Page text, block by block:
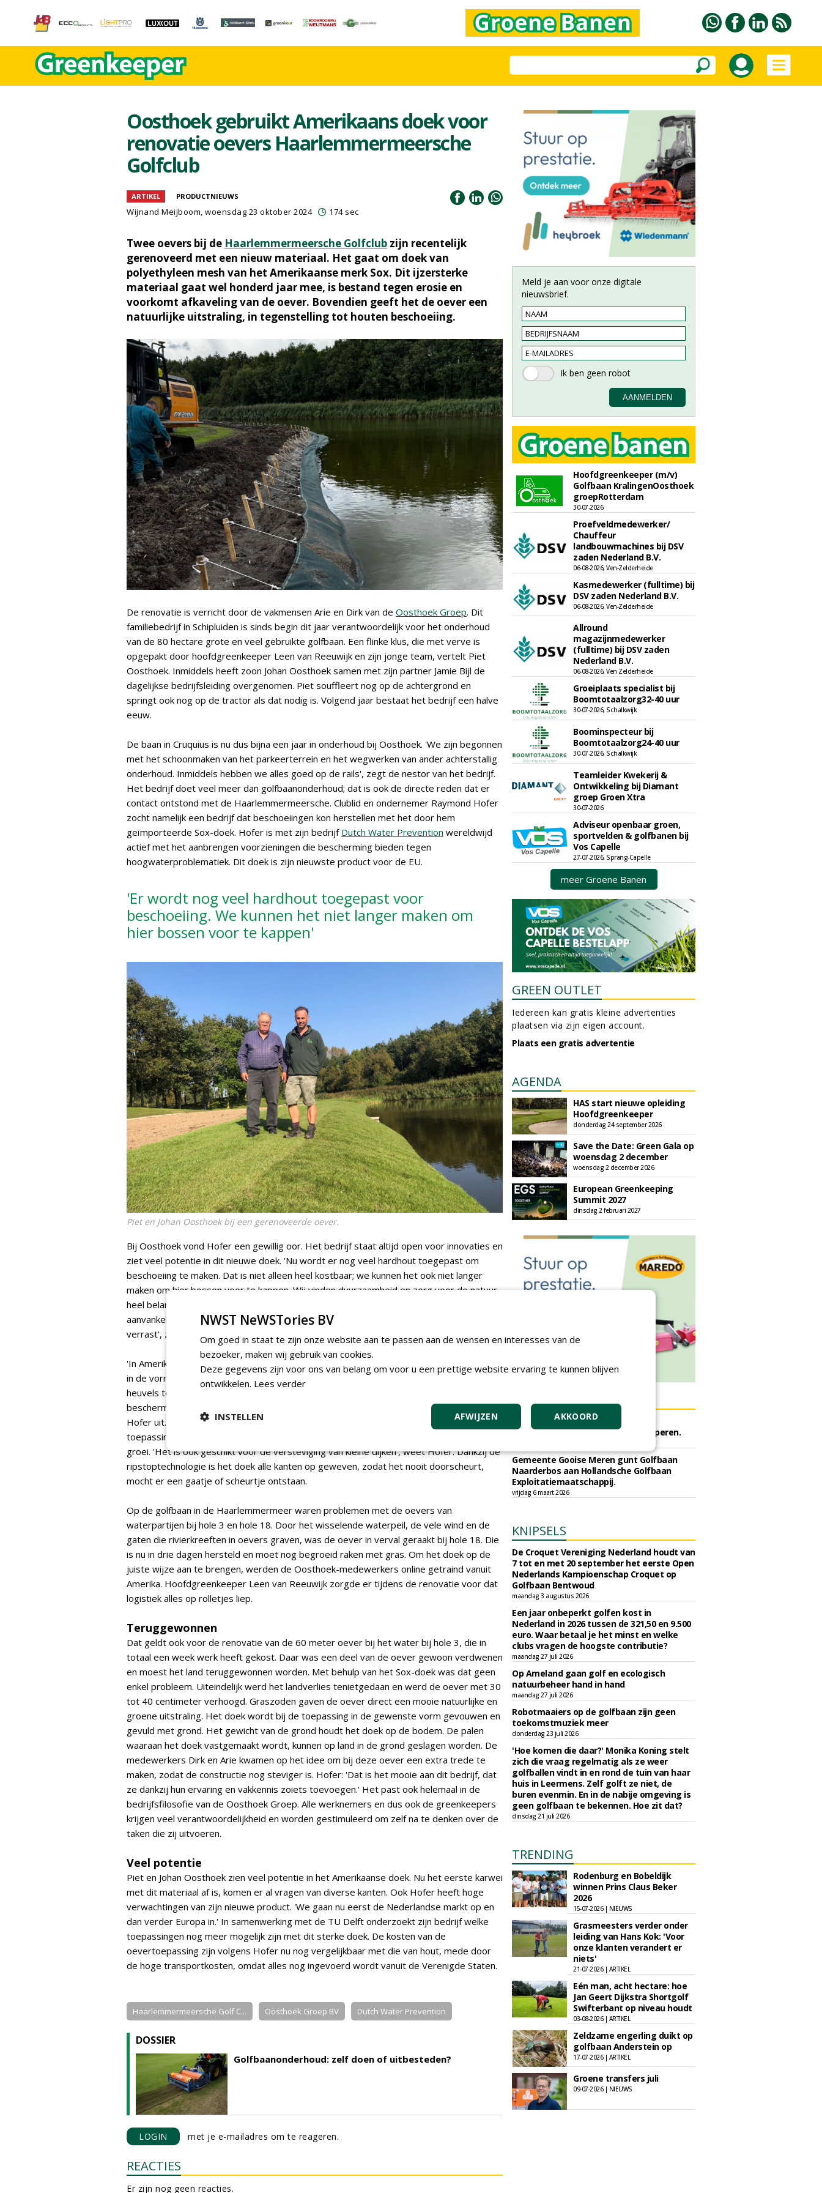
Oosthoek gebruikt Amerikaans doek voor
renovatie oevers Haarlemmermeersche
Golfclub
ARTIKEL PRODUCTNIEUWS
Wijnand Meijboom, woensdag 23 oktober 2024 174 sec
Twee oevers bij de Haarlemmermeersche Golfclub zijn recentelijk
gerenoveerd met een nieuw materiaal. Het gaat om doek van
polyethyleen mesh van het Amerikaanse merk Sox. Dit ijzersterke
materiaal gaat wel honderd jaar mee, is bestand tegen erosie en
voorkomt afkaveling van de oever. Bovendien geeft het de oever een
natuurlijke uitstraling, in tegenstelling tot houten beschoeiing.
De renovatie is verricht door de vakmensen Arie en Dirk van de Oosthoek Groep. Dit
familiebedrijf in Schipluiden is sinds begin dit jaar verantwoordelijk voor het onderhoud
van de 80 hectare grote en veel gebruikte golfbaan. Een flinke klus, die met verve is
opgepakt door hoofdgreenkeeper Leen van Reeuwijk en zijn jonge team, vertelt Piet
Oosthoek. Inmiddels heeft zoon Johan Oosthoek samen met zijn partner Jamie Bijl de
dagelijkse bedrijfsleiding overgenomen. Piet souffleert nog op de achtergrond en
springt ook nog op de tractor als dat nodig is. Volgend jaar bestaat het bedrijf een halve
eeuw.
De baan in Cruquius is nu dus bijna een jaar in onderhoud bij Oosthoek. 'We zijn begonnen
met het schoonmaken van het parkeerterrein en het wegwerken van ander achterstallig
onderhoud. Inmiddels hebben we alles goed op de rails', zegt de nestor van het bedrijf.
Het bedrijf doet veel meer dan golfbaanonderhoud; dat is ook de directe reden dat er
contact ontstond met de Haarlemmermeersche. Clublid en ondernemer Raymond Hofer
zocht namelijk een bedrijf dat beschoeiingen kon herstellen met het door hem
geïmporteerde Sox-doek. Hofer is met zijn bedrijf Dutch Water Prevention wereldwijd
actief met het aanbrengen voorzieningen die bescherming bieden tegen
hoogwaterproblematiek. Dit doek is zijn nieuwste product voor de EU.
'Er wordt nog veel hardhout toegepast voor
beschoeiing. We kunnen het niet langer maken om
hier bossen voor te kappen'
Piet en Johan Oosthoek bij een gerenoveerde oever.
Bij Oosthoek vond Hofer een gewillig oor. Het bedrijf staat altijd open voor innovaties en
ziet veel potentie in dit nieuwe doek. 'Nu wordt er nog veel hardhout toegepast om
beschoeiing te maken. Dat is niet alleen heel kostbaar; we kunnen het ook niet langer
maken om hier bossen voor te kappen. Wij vinden duurzaamheid en zorg voor de natuur
heel belangrijk', benadrukken vader en zoon. Piet was direct enthousiast, Johan was
aanvankelijk sceptischer. 'Nu we de eerste oevers behandeld hebben, ben ik aangenaam
verrast', zegt hij.
'In Amerika wordt dit materiaal al veel gebruikt op golfbanen. Hetzelfde materiaal wordt
in de vorm van netten (Evoguard) bijvoorbeeld ook gebruikt om modderstromen van
heuvels tegen te houden, en Sox Erosion wordt toegepast om agrarische grond te
beschermen tegen erosie. Het materiaal is ijzersterk en bestand tegen hoge druk', legt
Hofer uit. Het gebruik bij hole 3 en hole 18 op de Haarlemmermeersche is de allereerste
toepassing in Nederland op een golfbaan, en naar verwachting het begin van een snelle
groei. 'Het is ook geschikt voor de versteviging van kleine dijken', weet Hofer. Dankzij de
ripstoptechnologie is het doek alle kanten op geweven, zodat het nooit doorscheurt,
mocht er een gaatje of scheurtje ontstaan.
Op de golfbaan in de Haarlemmermeer waren problemen met de oevers van
waterpartijen bij hole 3 en hole 18. Door het wisselende waterpeil, de vele wind en de
gaten die rivierkreeften in oevers graven, was de oever in verval geraakt bij hole 18. Die
is nu in drie dagen hersteld en moet nog begroeid raken met gras. Om het doek op de
juiste wijze aan te brengen, werden de Oosthoek-medewerkers online getraind vanuit
Amerika. Hoofdgreenkeeper Leen van Reeuwijk zorgde er tijdens de renovatie voor dat
logistiek alles op rolletjes liep.
Teruggewonnen
Dat geldt ook voor de renovatie van de 60 meter oever bij het water bij hole 3, die in
totaal een week werk heeft gekost. Daar was een deel van de oever gewoon verdwenen
en moest het land teruggewonnen worden. Met behulp van het Sox-doek was dat geen
enkel probleem. Uiteindelijk werd het landverlies tenietgedaan en werd de oever met 30
tot 40 centimeter verhoogd. Graszoden gaven de oever direct een mooie natuurlijke en
groene uitstraling. Het doek wordt bij de toepassing in de gewenste vorm gevouwen en
gevuld met grond. Het gewicht van de grond houdt het doek op de bodem. De palen
waaraan het doek vastgemaakt wordt, kunnen op land in de grond geslagen worden. De
medewerkers Dirk en Arie kwamen op het idee om bij deze oever een extra trede te
maken, zodat de constructie nog steviger is. Hofer: 'Dat is het mooie aan dit bedrijf, dat
ze dankzij hun ervaring en vakkennis zoiets toevoegen.' Het past ook helemaal in de
bedrijfsfilosofie van de Oosthoek Groep. Alle werknemers en dus ook de greenkeepers
krijgen veel verantwoordelijkheid en worden gestimuleerd om zelf na te denken over de
taken die zij uitvoeren.
Veel potentie
Piet en Johan Oosthoek zien veel potentie in het Amerikaanse doek. Nu het eerste karwei
met dit materiaal af is, komen er al vragen van diverse kanten. Ook Hofer heeft hoge
verwachtingen van zijn nieuwe product. 'We gaan nu eerst de Nederlandse markt op en
dan verder Europa in.' In samenwerking met de TU Delft onderzoekt zijn bedrijf welke
toepassingen nog meer mogelijk zijn met dit sterke doek. De kosten van de
oevertoepassing zijn volgens Hofer nu nog vergelijkbaar met die van hout, mede door
de hoge transportkosten, omdat alles nog ingevoerd wordt vanuit de Verenigde Staten.
Haarlemmermeersche Golf C... Oosthoek Groep BV Dutch Water Prevention
DOSSIER
Golfbaanonderhoud: zelf doen of uitbesteden?
LOGIN met je e-mailadres om te reageren.
REACTIES
Er zijn nog geen reacties.
Meld je aan voor onze digitale
nieuwsbrief.
Hoofdgreenkeeper (m/v)
Golfbaan KralingenOosthoek
groepRotterdam
30-07-2026
Proefveldmedewerker/
Chauffeur
landbouwmachines bij DSV
zaden Nederland B.V.
06-08-2026, Ven-Zelderheide
Kasmedewerker (fulltime) bij
DSV zaden Nederland B.V.
06-08-2026, Ven-Zelderheide
Allround
magazijnmedewerker
(fulltime) bij DSV zaden
Nederland B.V.
06-08-2026, Ven Zelderheide
Groeiplaats specialist bij
Boomtotaalzorg32-40 uur
30-07-2026, Schalkwijk
Boominspecteur bij
Boomtotaalzorg24-40 uur
30-07-2026, Schalkwijk
Teamleider Kwekerij &
Ontwikkeling bij Diamant
groep Groen Xtra
30-07-2026
Adviseur openbaar groen,
sportvelden & golfbanen bij
Vos Capelle
27-07-2026, Sprang-Capelle
meer Groene Banen
GREEN OUTLET
Iedereen kan gratis kleine advertenties
plaatsen via zijn eigen account.
Plaats een gratis advertentie
AGENDA
HAS start nieuwe opleiding
Hoofdgreenkeeper
donderdag 24 september 2026
Save the Date: Green Gala op
woensdag 2 december
woensdag 2 december 2026
European Greenkeeping
Summit 2027
dinsdag 2 februari 2027
TENDERS
Sportbedrijf Rotterdam gunt semi
organische meststoffen aan Van Iperen.
Gemeente Gooise Meren gunt Golfbaan
Naarderbos aan Hollandsche Golfbaan
Exploitatiemaatschappij.
vrijdag 6 maart 2026
KNIPSELS
De Croquet Vereniging Nederland houdt van
7 tot en met 20 september het eerste Open
Nederlands Kampioenschap Croquet op
Golfbaan Bentwoud
maandag 3 augustus 2026
Een jaar onbeperkt golfen kost in
Nederland in 2026 tussen de 321,50 en 9.500
euro. Waar betaal je het minst en welke
clubs vragen de hoogste contributie?
maandag 27 juli 2026
Op Ameland gaan golf en ecologisch
natuurbeheer hand in hand
maandag 27 juli 2026
Robotmaaiers op de golfbaan zijn geen
toekomstmuziek meer
donderdag 23 juli 2026
'Hoe komen die daar?' Monika Koning stelt
zich die vraag regelmatig als ze weer
golfballen vindt in en rond de tuin van haar
huis in Leermens. Zelf golft ze niet, de
buren evenmin. En in de nabije omgeving is
geen golfbaan te bekennen. Hoe zit dat?
dinsdag 21 juli 2026
TRENDING
Rodenburg en Bobeldijk
winnen Prins Claus Beker
2026
15-07-2026 | NIEUWS
Grasmeesters verder onder
leiding van Hans Kok: 'Voor
onze klanten verandert er
niets'
21-07-2026 | ARTIKEL
Eén man, acht hectare: hoe
Jan Geert Dijkstra Shortgolf
Swifterbant op niveau houdt
03-08-2026 | ARTIKEL
Zeldzame engerling duikt op
golfbaan Anderstein op
17-07-2026 | ARTIKEL
Groene transfers juli
09-07-2026 | NIEUWS
NWST NeWSTories BV
Om goed in staat te zijn onze website aan te passen aan de wensen en interesses van de
bezoeker, maken wij gebruik van cookies.
Deze gegevens zijn voor ons van belang om voor u een prettige website ervaring te kunnen blijven
ontwikkelen. Lees verder
AKKOORD
AFWIJZEN
INSTELLEN